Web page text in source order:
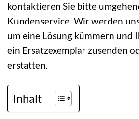
kontaktieren Sie bitte
Kundenservice. Wir werden
um eine Lösung kümmern und
ein Ersatzexemplar zusenden
erstatten.
Inhalt